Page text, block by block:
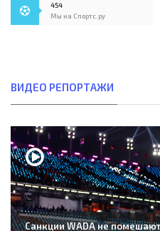
454
Мы на Спортс.ру
ВИДЕО РЕПОРТАЖИ
Санкции WADA не